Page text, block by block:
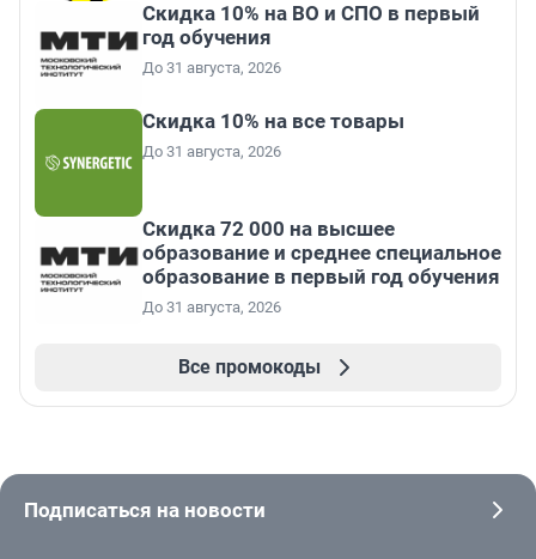
Скидка 10% на ВО и СПО в первый
год обучения
До 31 августа, 2026
Скидка 10% на все товары
До 31 августа, 2026
Скидка 72 000 на высшее
образование и среднее специальное
образование в первый год обучения
До 31 августа, 2026
Все промокоды
Подписаться на новости